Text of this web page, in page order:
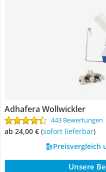
Adhafera Wollwickler
443 Bewertungen
ab 24,00 € ( Sofort lieferbar)
Preisvergleich
Unsere